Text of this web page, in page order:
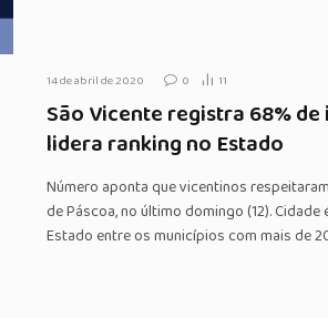
14 de abril de 2020 0 11
São Vicente registra 68%
lidera ranking no Estado
Número aponta que vicentinos
de Páscoa, no último domingo (12).
Estado entre os municípios com mais de